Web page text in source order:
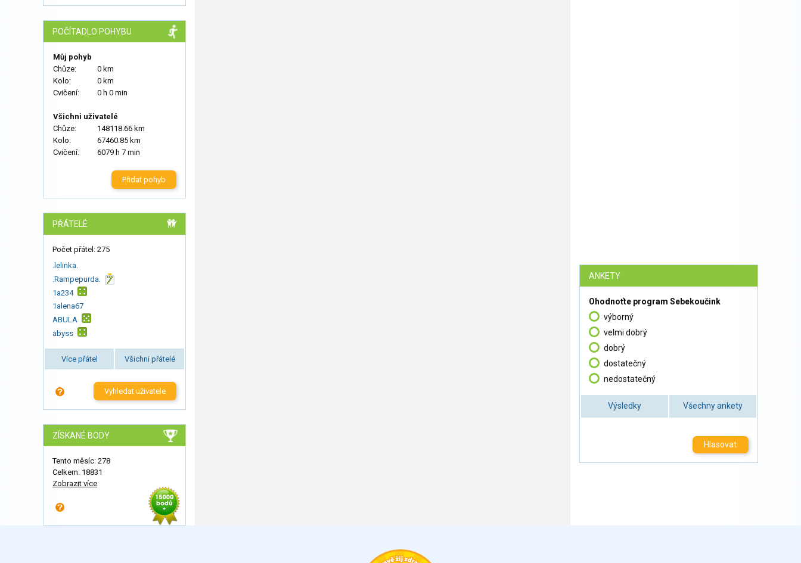
POČÍTADLO POHYBU
Můj pohyb
Chůze:
0 km
Kolo:
0 km
Cvičení:
0 h 0 min
Všichni uživatelé
Chůze:
148118.66 km
Kolo:
67460.85 km
Cvičení:
6079 h 7 min
Přidat pohyb
PŘÁTELÉ
Počet přátel: 275
.lelinka.
.Rampepurda.
1a234
1alena67
ABULA
abyss
Více přátel Všichni přátelé
Vyhledat uživatele
ZÍSKANÉ BODY
Tento měsíc: 278
Celkem: 18831
Zobrazit více
ANKETY
Ohodnoťte program Sebekoučink
výborný
velmi dobrý
dobrý
dostatečný
nedostatečný
Výsledky Všechny ankety
Hlasovat